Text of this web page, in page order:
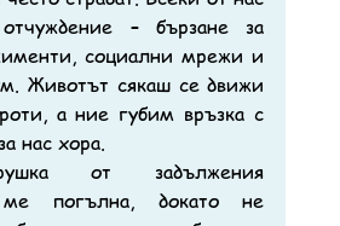
– бързане за
социални мрежи и
Животът сякаш се движи
а ние губим връзка с
нас хора.
от задължения
ме погълна, докато не